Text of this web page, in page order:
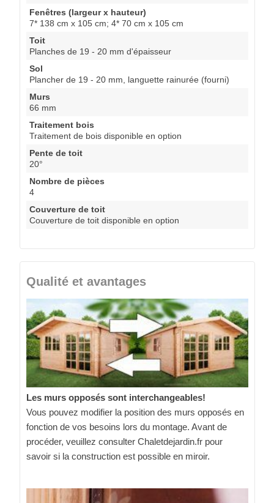
Fenêtres (largeur x hauteur)
7* 138 cm x 105 cm; 4* 70 cm x 105 cm
Toit
Planches de 19 - 20 mm d'épaisseur
Sol
Plancher de 19 - 20 mm, languette rainurée (fourni)
Murs
66 mm
Traitement bois
Traitement de bois disponible en option
Pente de toit
20°
Nombre de pièces
4
Couverture de toit
Couverture de toit disponible en option
Qualité et avantages
Les murs opposés sont interchangeables!
Vous pouvez modifier la position des murs opposés en
fonction de vos besoins lors du montage. Avant de
procéder, veuillez consulter Chaletdejardin.fr pour
savoir si la construction est possible en miroir.